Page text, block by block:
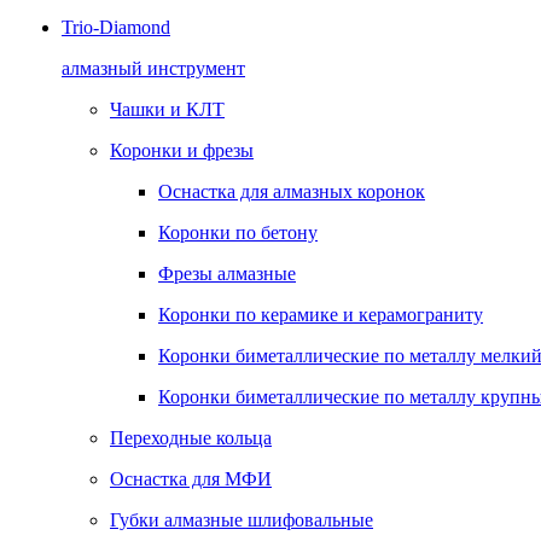
Trio-Diamond
алмазный инструмент
Чашки и КЛТ
Коронки и фрезы
Оснастка для алмазных коронок
Коронки по бетону
Фрезы алмазные
Коронки по керамике и керамограниту
Коронки биметаллические по металлу
Коронки биметаллические по металлу
Переходные кольца
Оснастка для МФИ
Губки алмазные шлифовальные